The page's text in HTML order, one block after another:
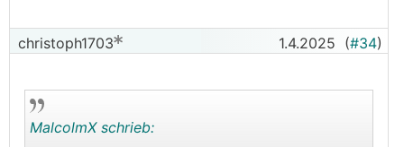
christoph1703 1.4.2025 (#34)
MalcolmX schrieb: